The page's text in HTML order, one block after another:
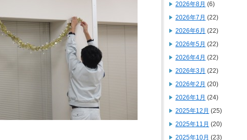
2026年8月 (6)
2026年7月 (22)
2026年6月 (22)
2026年5月 (22)
2026年4月 (22)
2026年3月 (22)
2026年2月 (20)
2026年1月 (24)
2025年12月 (25)
2025年11月 (20)
2025年10月 (23)